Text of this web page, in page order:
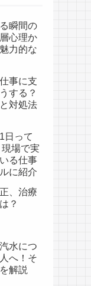
瞬間の
心理か
力的な
事に支
する？
対処法
日って
場で実
る仕事
に紹介
、治療
？
水につ
へ！そ
解説